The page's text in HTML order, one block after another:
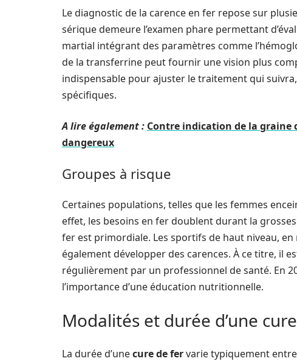
Le diagnostic de la carence en fer repose sur
sérique demeure l’examen phare permettant
martial intégrant des paramètres comme
de la transferrine peut fournir une vision plus
indispensable pour ajuster le traitement qui
spécifiques.
A lire également : Contre indication de la
dangereux
Groupes à risque
Certaines populations, telles que les femmes
effet, les besoins en fer doublent durant la
fer est primordiale. Les sportifs de haut niveau,
également développer des carences. À ce titre, il
régulièrement par un professionnel de santé. En
l’importance d’une éducation nutritionnelle.
Modalités et durée d’une
La durée d’unecure de fervarie typiquement